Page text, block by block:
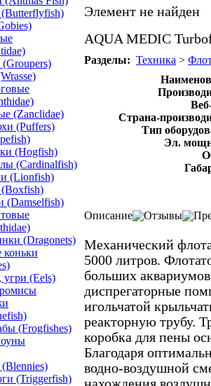
(Zanclidae)
(Puffers)
(Hogfish)
(Cardinalfish)
(Lionfish)
(Damselfish)
(Dragonets)
(Eels)
(Frogfishes)
(Triggerfish)
Элемент не найден
AQUA MEDIC
Разделы: Техника >
Страна-
Тип
Эл.
Описание Отзывы
Механический
5000 литров.
больших
диспрегаторные
игольчатой
реакторную трубу.
коробка для пены
Благодаря
водно-воздушной